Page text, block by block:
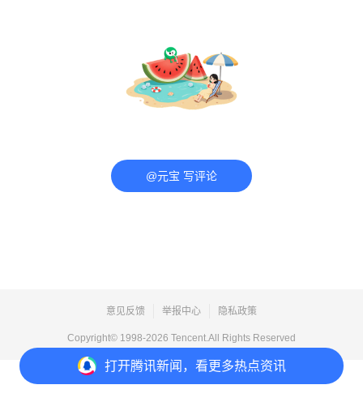
打开腾讯新闻，看更多热点资讯
@元宝 写评论
意见反馈 举报中心 隐私政策
Copyright© 1998-2026 Tencent.All Rights Reserved